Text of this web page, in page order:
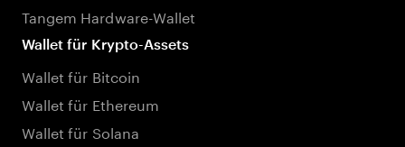
Tangem Hardware-Wallet
Wallet für Krypto-Assets
Wallet für Bitcoin
Wallet für Ethereum
Wallet für Solana